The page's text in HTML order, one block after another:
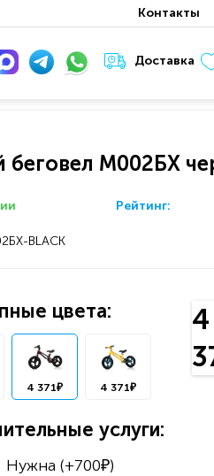
Контакты
Доставка
беговел М002БХ
Рейтинг:
BLACK
цвета:
4 371₽ 4 371₽
услуги:
Нужна (+700₽)
4